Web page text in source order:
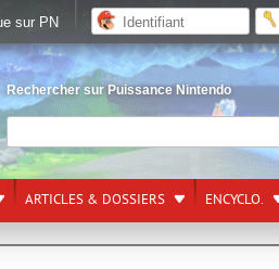
Rechercher sur Puissance Nintendo
ARTICLES & DOSSIERS ENCYCLO.
sur PN